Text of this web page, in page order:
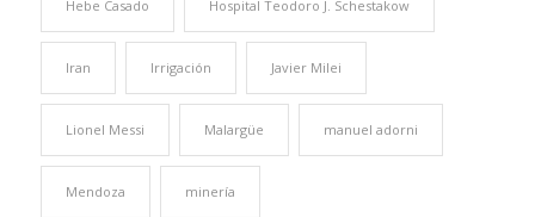
Hebe Casado Hospital Teodoro J. Schestakow
Iran Irrigación Javier Milei
Lionel Messi Malargüe manuel adorni
Mendoza minería